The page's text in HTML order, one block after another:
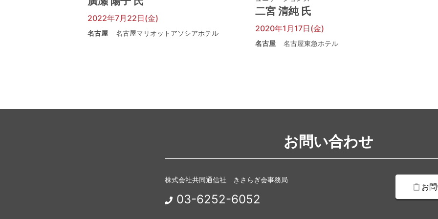
2022年7月22日(金)
名古屋 名古屋マリオットアソシアホテル
二宮 清純 氏
2020年1月17日(金)
名古屋 名古屋東急ホテル
お問い合わせ
株式会社共同通信社 きさらぎ会事務局
03-6252-6052
お